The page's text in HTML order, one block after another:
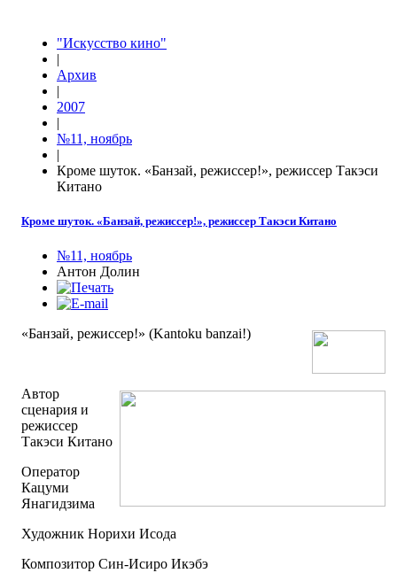
"Искусство кино"
|
Архив
|
2007
|
№11, ноябрь
|
Кроме шуток. «Банзай, режиссер!», режиссер Такэси
Китано
Кроме шуток. «Банзай, режиссер!», режиссер Такэси Китано
№11, ноябрь
Антон Долин
«Банзай, режиссер!» (Kantoku banzai!)
Автор
сценария и
режиссер
Такэси Китано
Оператор
Кацуми
Янагидзима
Художник Норихи Исода
Композитор Син-Исиро Икэбэ